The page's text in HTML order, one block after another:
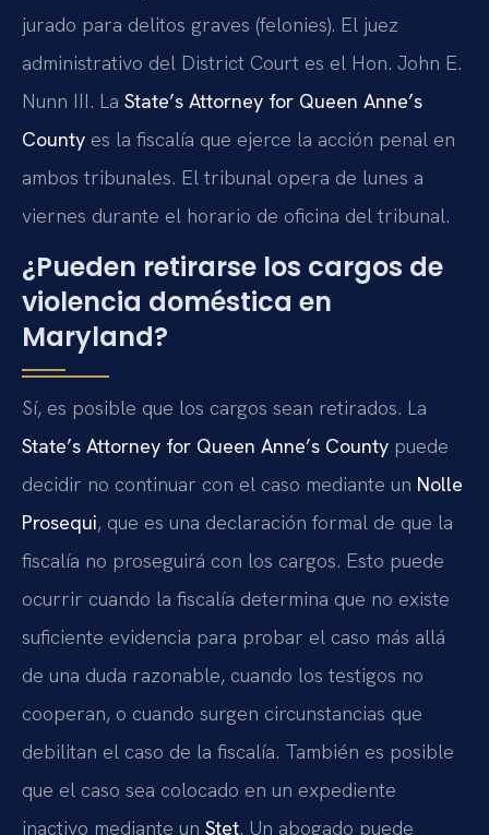
jurado para delitos graves (felonies). El juez
administrativo del District Court es el Hon. John E.
Nunn III. La State’s Attorney for Queen Anne’s
County es la fiscalía que ejerce la acción penal en
ambos tribunales. El tribunal opera de lunes a
viernes durante el horario de oficina del tribunal.
¿Pueden retirarse los cargos de
violencia doméstica en
Maryland?
Sí, es posible que los cargos sean retirados. La
State’s Attorney for Queen Anne’s County puede
decidir no continuar con el caso mediante un Nolle
Prosequi, que es una declaración formal de que la
fiscalía no proseguirá con los cargos. Esto puede
ocurrir cuando la fiscalía determina que no existe
suficiente evidencia para probar el caso más allá
de una duda razonable, cuando los testigos no
cooperan, o cuando surgen circunstancias que
debilitan el caso de la fiscalía. También es posible
que el caso sea colocado en un expediente
inactivo mediante un Stet. Un abogado puede